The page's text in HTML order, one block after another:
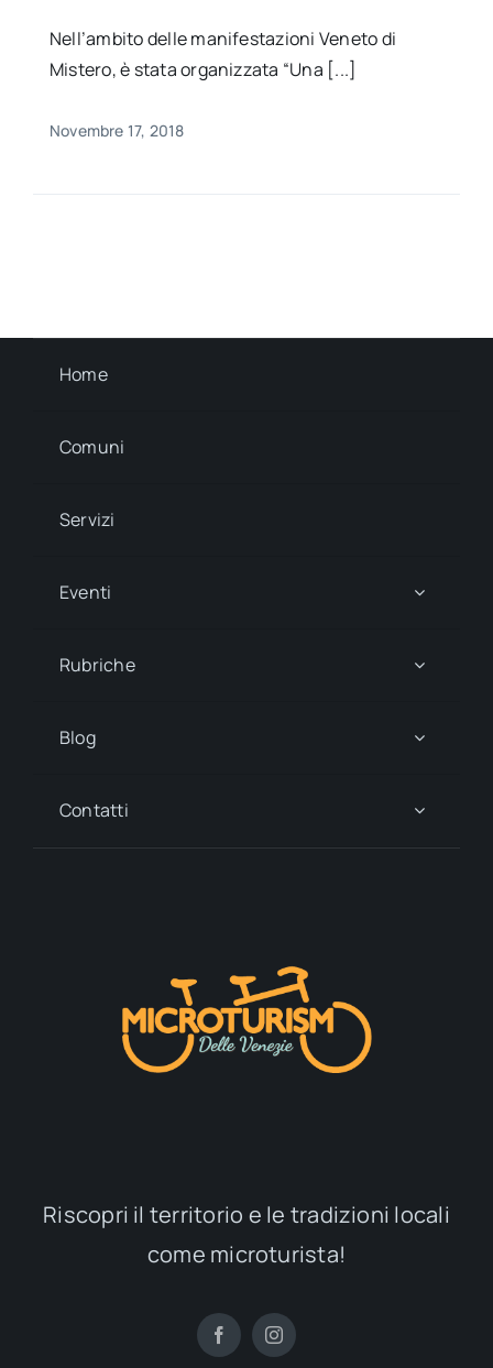
Nell’ambito delle manifestazioni Veneto di
Mistero, è stata organizzata “Una [...]
Novembre 17, 2018
Home
Comuni
Servizi
Eventi
Rubriche
Blog
Contatti
Riscopri il territorio e le tradizioni locali
come microturista!